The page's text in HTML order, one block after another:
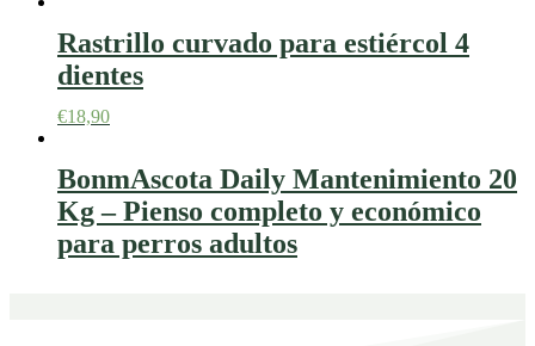
Rastrillo curvado para estiércol 4
dientes
€18,90
BonmAscota Daily Mantenimiento 20
Kg – Pienso completo y económico
para perros adultos